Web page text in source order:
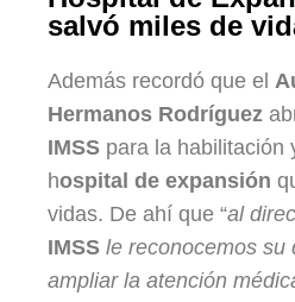
salvó miles de
Además recordó que el
Hermanos Rodríguez
IMSS para la habilitación
hospital de expansión
vidas. De ahí que “al
IMSS le reconocemos su
ampliar la atención